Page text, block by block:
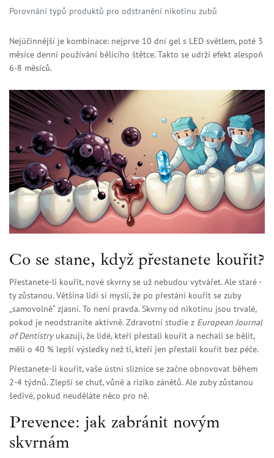
Porovnání typů produktů pro odstranění nikotinu zubů
Nejúčinnější je kombinace: nejprve 10 dní gel s LED světlem, poté 3
měsíce denní používání bělícího štětce. Takto se udrží efekt alespoň
6-8 měsíců.
Co se stane, když přestanete kouřit?
Přestanete-li kouřit, nové skvrny se už nebudou vytvářet. Ale staré -
ty zůstanou. Většina lidí si myslí, že po přestání kouřit se zuby
„samovolně“ zjasní. To není pravda. Skvrny od nikotinu jsou trvalé,
pokud je neodstraníte aktivně. Zdravotní studie z European Journal
of Dentistryukazují, že lidé, kteří přestali kouřit a nechali se bělit,
měli o 40 % lepší výsledky než ti, kteří jen přestali kouřit bez péče.
Přestanete-li kouřit, vaše ústní sliznice se začne obnovovat během
2-4 týdnů. Zlepší se chuť, vůně a riziko zánětů. Ale zuby zůstanou
šedivé, pokud neuděláte něco pro ně.
Prevence: jak zabránit novým
skvrnám